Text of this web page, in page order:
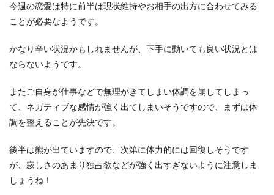
今週の恋愛は特に前半は現状維持やお相手の出方に合わせてみる
ことが必要なようです。
かなり辛い状況かもしれませんが、下手に動いても良い状況とは
ならないようです。
またご自身が仕事などで無理がきてしまい体調を崩してしまっ
て、ネガティブな感情が強く出てしまいそうですので、まずは体
調を整えることが先決です。
後半は熊が出ていますので、次第に体力的には回復しそうです
が、寂しさのあまり独占欲などが強く出すぎないように注意しま
しょうね！